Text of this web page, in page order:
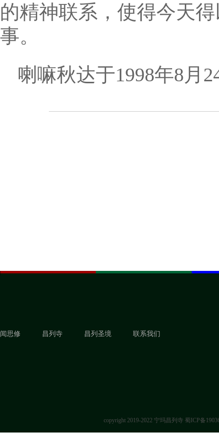
的精神联系，使得今天
事。
喇嘛秋达于1998年8月
闻思修 昌列寺 昌列圣境 联系我们
copyright 2019-2022 宁玛昌列寺 蜀ICP备